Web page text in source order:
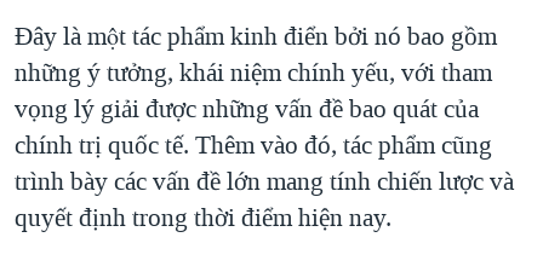
Đây là một tác phẩm kinh điển bởi nó bao gồm
những ý tưởng, khái niệm chính yếu, với tham
vọng lý giải được những vấn đề bao quát của
chính trị quốc tế. Thêm vào đó, tác phẩm cũng
trình bày các vấn đề lớn mang tính chiến lược và
quyết định trong thời điểm hiện nay.